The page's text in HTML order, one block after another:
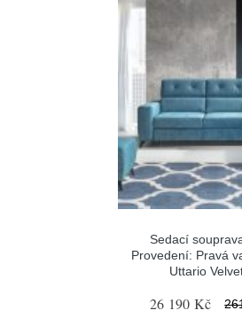
Sedací
Provedení: Pravá
Uttario
26 190 Kč